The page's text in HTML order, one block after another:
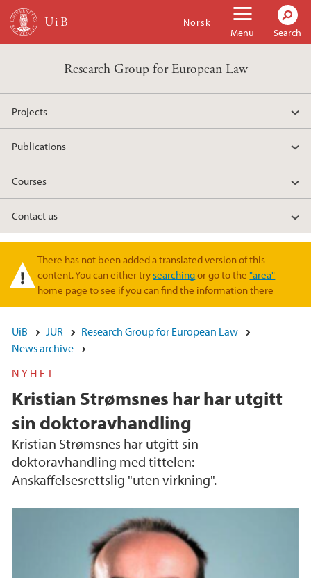
Skip to main content
Menu
Norsk
Search
Research Group for European Law
Projects
Publications
Courses
Contact us
Warning message
There has not been added a translated version of this
content. You can either try searchingor go to the"area"
home page to see if you can find the information there
UiB JUR
Research Group for European Law
News archive
NYHET
Kristian Strømsnes har har utgitt
sin doktoravhandling
Kristian Strømsnes har utgitt sin
doktoravhandling med tittelen:
Anskaffelsesrettslig "uten virkning".